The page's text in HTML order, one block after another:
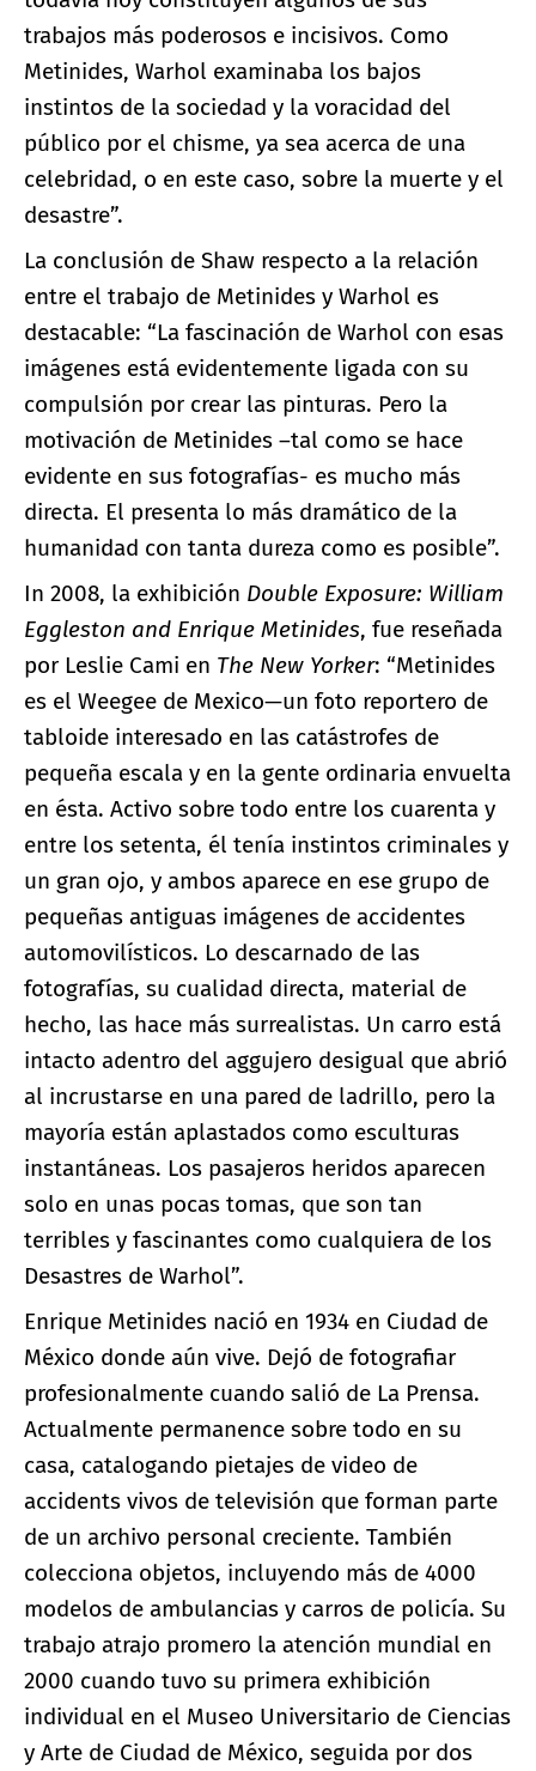
trabajos más poderosos e incisivos. Como
Metinides, Warhol examinaba los bajos
instintos de la sociedad y la voracidad del
público por el chisme, ya sea acerca de una
celebridad, o en este caso, sobre la muerte y el
desastre”.
La conclusión de Shaw respecto a la relación
entre el trabajo de Metinides y Warhol es
destacable: “La fascinación de Warhol con esas
imágenes está evidentemente ligada con su
compulsión por crear las pinturas. Pero la
motivación de Metinides –tal como se hace
evidente en sus fotografías- es mucho más
directa. El presenta lo más dramático de la
humanidad con tanta dureza como es posible”.
In 2008, la exhibición Double Exposure: William
Eggleston and Enrique Metinides, fue reseñada
por Leslie Cami en The New Yorker: “Metinides
es el Weegee de Mexico—un foto reportero de
tabloide interesado en las catástrofes de
pequeña escala y en la gente ordinaria envuelta
en ésta. Activo sobre todo entre los cuarenta y
entre los setenta, él tenía instintos criminales y
un gran ojo, y ambos aparece en ese grupo de
pequeñas antiguas imágenes de accidentes
automovilísticos. Lo descarnado de las
fotografías, su cualidad directa, material de
hecho, las hace más surrealistas. Un carro está
intacto adentro del aggujero desigual que abrió
al incrustarse en una pared de ladrillo, pero la
mayoría están aplastados como esculturas
instantáneas. Los pasajeros heridos aparecen
solo en unas pocas tomas, que son tan
terribles y fascinantes como cualquiera de los
Desastres de Warhol”.
Enrique Metinides nació en 1934 en Ciudad de
México donde aún vive. Dejó de fotografiar
profesionalmente cuando salió de La Prensa.
Actualmente permanence sobre todo en su
casa, catalogando pietajes de video de
accidents vivos de televisión que forman parte
de un archivo personal creciente. También
colecciona objetos, incluyendo más de 4000
modelos de ambulancias y carros de policía. Su
trabajo atrajo promero la atención mundial en
2000 cuando tuvo su primera exhibición
individual en el Museo Universitario de Ciencias
y Arte de Ciudad de México, seguida por dos